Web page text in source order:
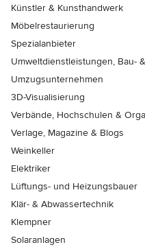
Künstler & Kunsthandwerk
Möbelrestaurierung
Spezialanbieter
Umweltdienstleistungen, Bau-
Umzugsunternehmen
3D-Visualisierung
Verbände, Hochschulen &
Verlage, Magazine & Blogs
Weinkeller
Elektriker
Lüftungs- und Heizungsbauer
Klär- & Abwassertechnik
Klempner
Solaranlagen